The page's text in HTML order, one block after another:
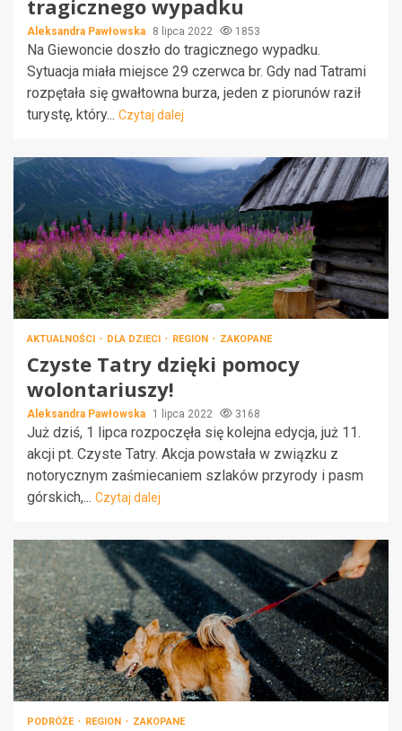
tragicznego wypadku
Aleksandra Pawłowska 8 lipca 2022 1853
Na Giewoncie doszło do tragicznego wypadku.
Sytuacja miała miejsce 29 czerwca br. Gdy nad Tatrami
rozpętała się gwałtowna burza, jeden z piorunów raził
turystę, który... Czytaj dalej
AKTUALNOŚCI DLA DZIECI REGION ZAKOPANE
Czyste Tatry dzięki pomocy
wolontariuszy!
Aleksandra Pawłowska 1 lipca 2022 3168
Już dziś, 1 lipca rozpoczęła się kolejna edycja, już 11.
akcji pt. Czyste Tatry. Akcja powstała w związku z
notorycznym zaśmiecaniem szlaków przyrody i pasm
górskich,... Czytaj dalej
PODRÓŻE REGION ZAKOPANE